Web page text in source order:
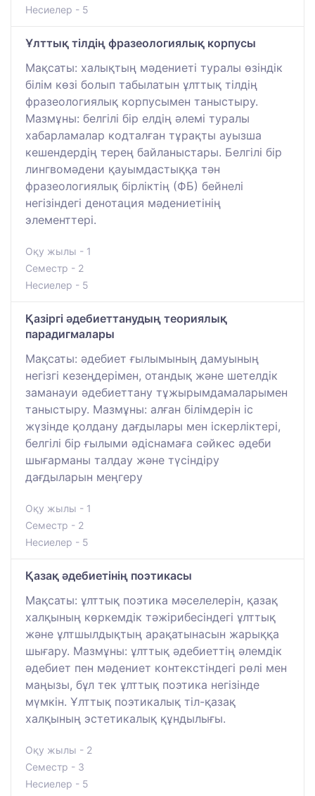
Несиелер - 5
Ұлттық тілдің фразеологиялық корпусы
Мақсаты: халықтың мәдениеті туралы өзіндік
білім көзі болып табылатын ұлттық тілдің
фразеологиялық корпусымен таныстыру.
Мазмұны: белгілі бір елдің әлемі туралы
хабарламалар кодталған тұрақты ауызша
кешендердің терең байланыстары. Белгілі бір
лингвомәдени қауымдастыққа тән
фразеологиялық бірліктің (ФБ) бейнелі
негізіндегі денотация мәдениетінің
элементтері.
Оқу жылы - 1
Семестр - 2
Несиелер - 5
Қазіргі әдебиеттанудың теориялық
парадигмалары
Мақсаты: әдебиет ғылымының дамуының
негізгі кезеңдерімен, отандық және шетелдік
заманауи әдебиеттану тұжырымдамаларымен
таныстыру. Мазмұны: алған білімдерін іс
жүзінде қолдану дағдылары мен іскерліктері,
белгілі бір ғылыми әдіснамаға сәйкес әдеби
шығарманы талдау және түсіндіру
дағдыларын меңгеру
Оқу жылы - 1
Семестр - 2
Несиелер - 5
Қазақ әдебиетінің поэтикасы
Мақсаты: ұлттық поэтика мәселелерін, қазақ
халқының көркемдік тәжірибесіндегі ұлттық
және ұлтшылдықтың арақатынасын жарыққа
шығару. Мазмұны: ұлттық әдебиеттің әлемдік
әдебиет пен мәдениет контекстіндегі рөлі мен
маңызы, бұл тек ұлттық поэтика негізінде
мүмкін. Ұлттық поэтикалық тіл-қазақ
халқының эстетикалық құндылығы.
Оқу жылы - 2
Семестр - 3
Несиелер - 5